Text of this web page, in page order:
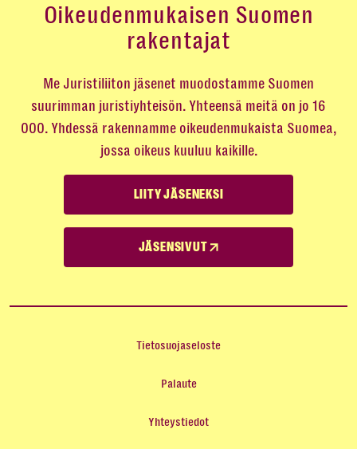
Oikeudenmukaisen Suomen
rakentajat
Me Juristiliiton jäsenet muodostamme Suomen
suurimman juristiyhteisön. Yhteensä meitä on jo 16
000. Yhdessä rakennamme oikeudenmukaista Suomea,
jossa oikeus kuuluu kaikille.
LIITY JÄSENEKSI
JÄSENSIVUT
Tietosuojaseloste
Palaute
Yhteystiedot